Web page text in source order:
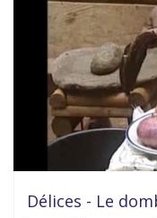
Délices - Le